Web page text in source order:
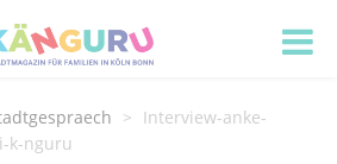
Interview-anke-
k-nguru